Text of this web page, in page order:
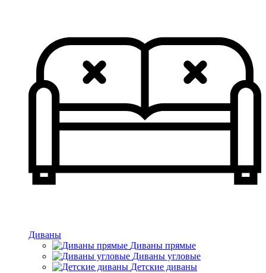
Диваны
Диваны прямые
Диваны угловые
Детские диваны